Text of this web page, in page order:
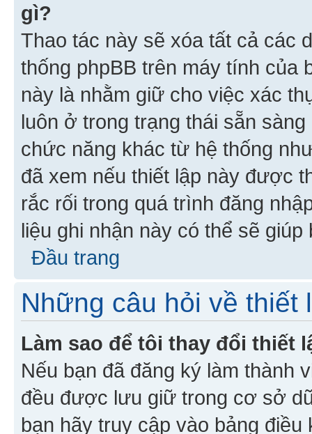
gì?
Thao tác này sẽ xóa tất cả các
thống phpBB trên máy tính của
này là nhằm giữ cho việc xác
luôn ở trong trạng thái sẵn
chức năng khác từ hệ thống
đã xem nếu thiết lập này được
rắc rối trong quá trình đăng
liệu ghi nhận này có thể sẽ
Đầu trang
Những câu hỏi về thiết
Làm sao để tôi thay đổi thiết
Nếu bạn đã đăng ký làm thành
đều được lưu giữ trong cơ sở
bạn hãy truy cập vào bảng